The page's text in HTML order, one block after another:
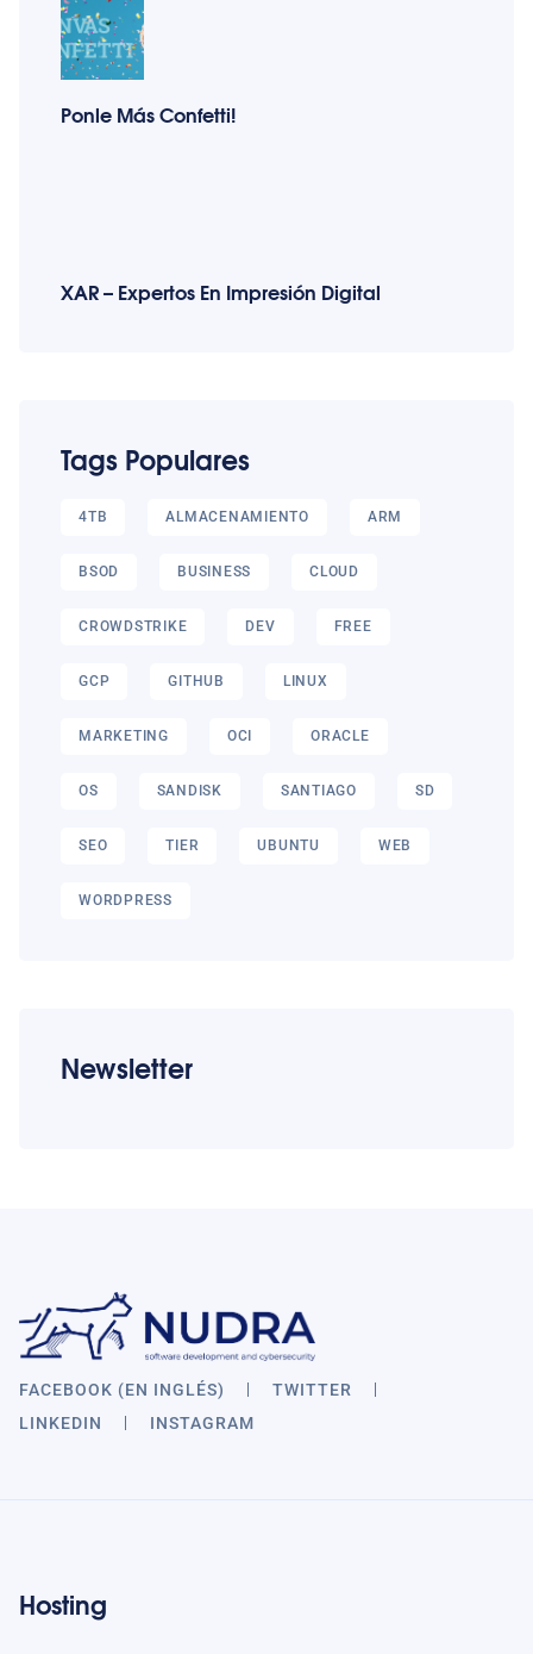
Ponle Más Confetti!
XAR – Expertos En Impresión Digital
Tags Populares
4TB ALMACENAMIENTO ARM
BSOD BUSINESS CLOUD
CROWDSTRIKE DEV FREE
GCP GITHUB LINUX
MARKETING OCI ORACLE
OS SANDISK SANTIAGO SD
SEO TIER UBUNTU WEB
WORDPRESS
Newsletter
FACEBOOK (EN INGLÉS)
TWITTER
LINKEDIN
INSTAGRAM
Hosting